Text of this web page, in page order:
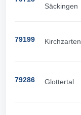
Säckingen
79199 Kirchzarten
79286 Glottertal